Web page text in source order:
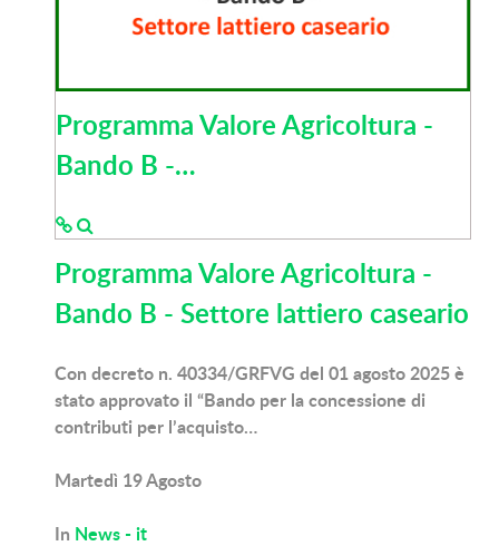
Programma Valore Agricoltura -
Bando B -…
Programma Valore Agricoltura -
Bando B - Settore lattiero caseario
Con decreto n. 40334/GRFVG del 01 agosto 2025 è
stato approvato il “Bando per la concessione di
contributi per l’acquisto…
Martedì 19 Agosto
In News - it